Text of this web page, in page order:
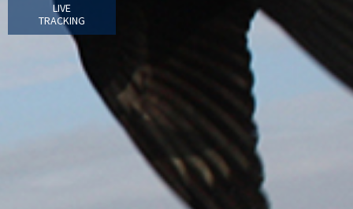
LIVE
TRACKING